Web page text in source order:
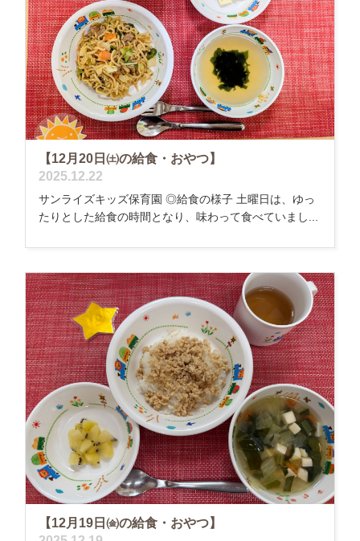
【12月20日㈯の給食・おやつ】
2025.12.22
サンライズキッズ保育園 ◎給食の様子 土曜日は、ゆっ
たりとした給食の時間となり、味わって食べていまし...
【12月19日㈮の給食・おやつ】